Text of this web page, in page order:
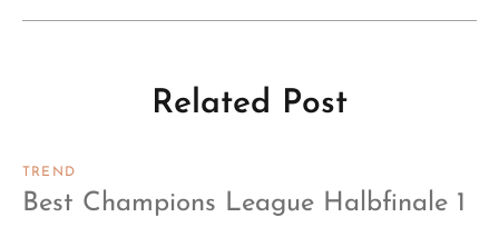
Related Post
TREND
Best Champions League Halbfinale 1